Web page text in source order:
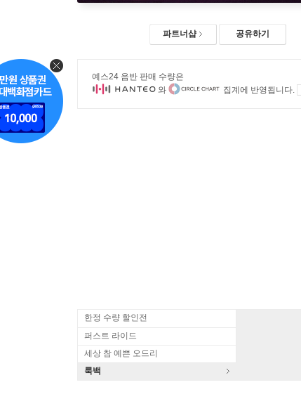
파트너샵 공유하기
예스24 음반 판매 수량은
와
집계에 반영됩니다.
한정 수량 할인전
퍼스트 라이드
세상 참 예쁜 오드리
룩백